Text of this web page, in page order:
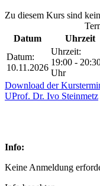
Zu diesem Kurs sind
Datum
Uhrzeit
Datum:
10.11.2026
Uhrzeit:
19:00 -
Uhr
Download der
UProf. Dr. Ivo Steinmetz
Info:
Keine Anmeldung